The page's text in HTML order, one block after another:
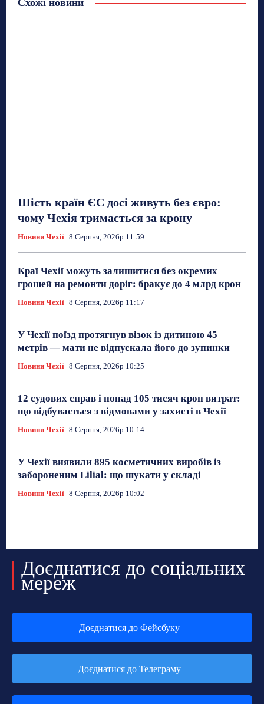
Схожі новини
Шість країн ЄС досі живуть без євро:
чому Чехія тримається за крону
Новини Чехії 8 Серпня, 2026р 11:59
Краї Чехії можуть залишитися без окремих
грошей на ремонти доріг: бракує до 4 млрд крон
Новини Чехії 8 Серпня, 2026р 11:17
У Чехії поїзд протягнув візок із дитиною 45
метрів — мати не відпускала його до зупинки
Новини Чехії 8 Серпня, 2026р 10:25
12 судових справ і понад 105 тисяч крон витрат:
що відбувається з відмовами у захисті в Чехії
Новини Чехії 8 Серпня, 2026р 10:14
У Чехії виявили 895 косметичних виробів із
забороненим Lilial: що шукати у складі
Новини Чехії 8 Серпня, 2026р 10:02
Доєднатися до соціальних
мереж
Доєднатися до Фейсбуку
Доєднатися до Телеграму